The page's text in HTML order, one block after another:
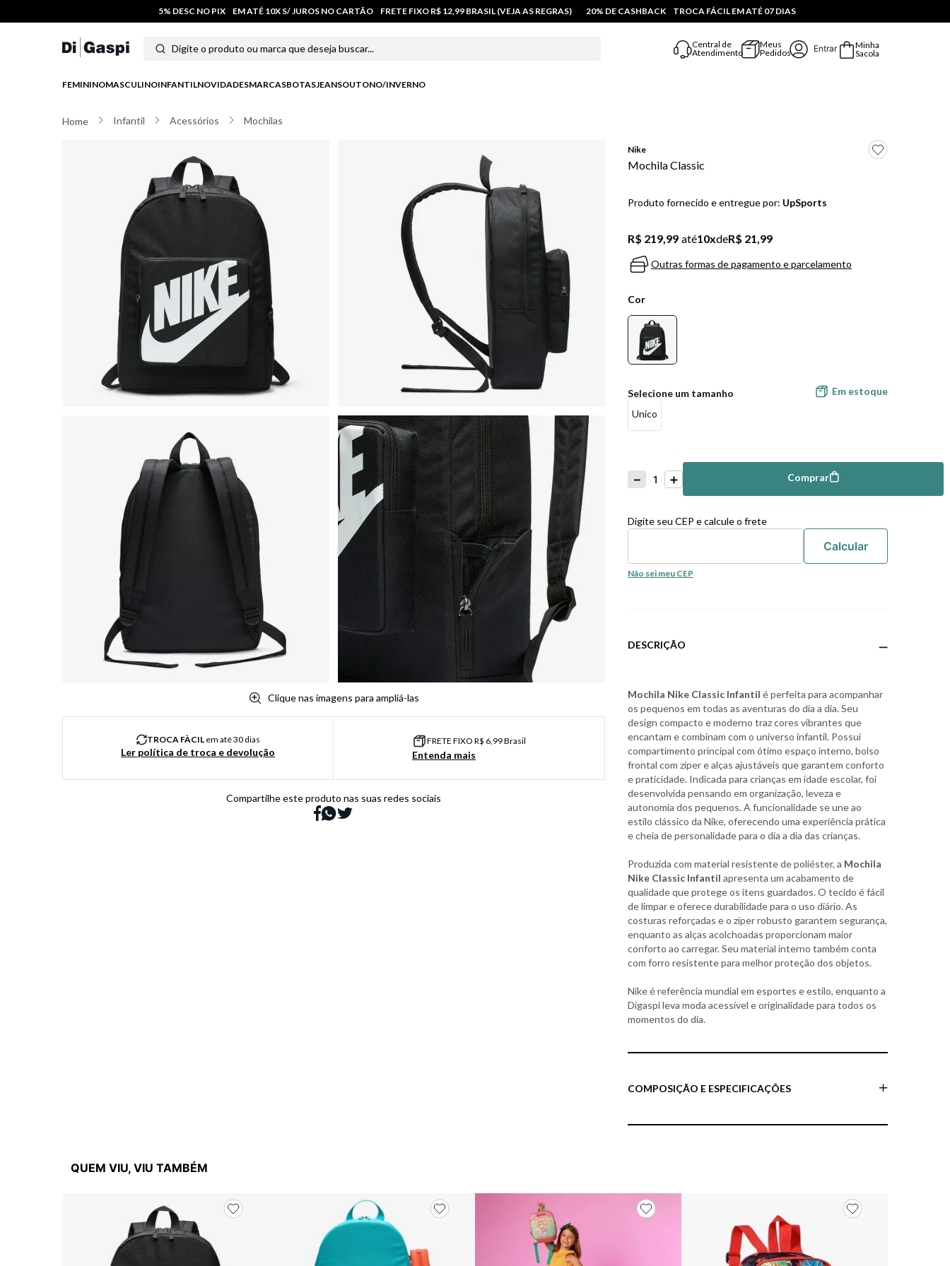
5% DESC NO PIX EM ATÉ 10X S/ JUROS NO CARTÃO FRETE FIXO R$ 12,99 BRASIL (VEJA AS REGRAS) 20% DE CASHBACK TROCA FÁCIL EM ATÉ 07 DIAS
Digite o produto ou marca que deseja buscar...
Central de
Atendimento
Meus
Pedidos
Entrar
Minha
Sacola
FEMININOMASCULINOINFANTILNOVIDADESMARCASBOTASJEANSOUTONO/INVERNO
Infantil Acessórios Mochilas
Clique nas imagens para ampliá-las
TROCA FÀCILem até 30 dias
Ler política de troca e devolução
FRETE FIXO R$ 6,99 Brasil
Entenda mais
Compartilhe este produto nas suas redes sociais
Nike
Mochila Classic
Produto fornecido e entregue por: UpSports
R$ 219,99 até10xdeR$ 21,99
Outras formas de pagamento e parcelamento
Cor
Unico
Em estoque
＋
－
Comprar Comprar
Digite seu CEP e calcule o frete
Não sei meu CEP
DESCRIÇÃO
Mochila Nike Classic Infantil é perfeita para acompanhar
os pequenos em todas as aventuras do dia a dia. Seu
design compacto e moderno traz cores vibrantes que
encantam e combinam com o universo infantil. Possui
compartimento principal com ótimo espaço interno, bolso
frontal com zíper e alças ajustáveis que garantem conforto
e praticidade. Indicada para crianças em idade escolar, foi
desenvolvida pensando em organização, leveza e
autonomia dos pequenos. A funcionalidade se une ao
estilo clássico da Nike, oferecendo uma experiência prática
e cheia de personalidade para o dia a dia das crianças.
Produzida com material resistente de poliéster, a Mochila
Nike Classic Infantil apresenta um acabamento de
qualidade que protege os itens guardados. O tecido é fácil
de limpar e oferece durabilidade para o uso diário. As
costuras reforçadas e o zíper robusto garantem segurança,
enquanto as alças acolchoadas proporcionam maior
conforto ao carregar. Seu material interno também conta
com forro resistente para melhor proteção dos objetos.
Nike é referência mundial em esportes e estilo, enquanto a
Digaspi leva moda acessível e originalidade para todos os
momentos do dia.
COMPOSIÇÃO E ESPECIFICAÇÕES
QUEM VIU, VIU TAMBÉM
moletom
4º tênis masculino
6º sandalia
7º
º salto
chuteira